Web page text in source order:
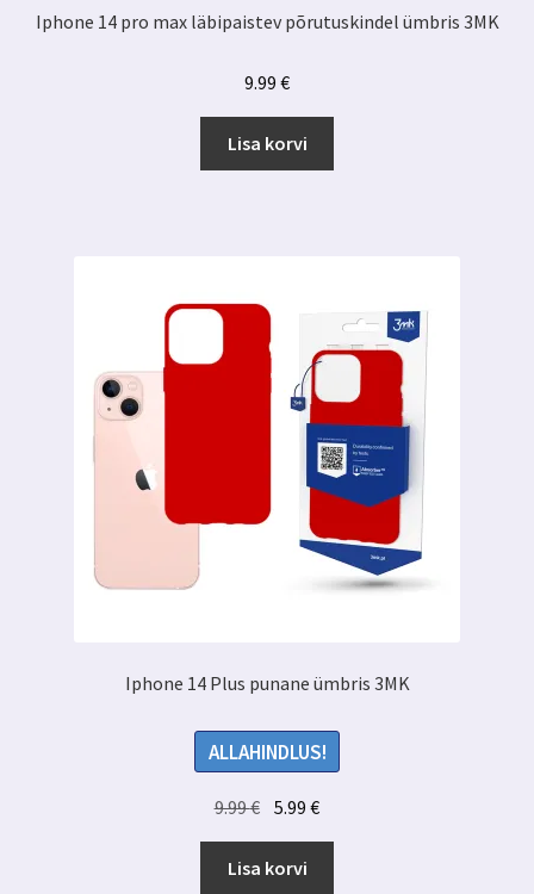
Iphone 14 pro max läbipaistev põrutuskindel ümbris 3MK
9.99 €
Lisa korvi
Iphone 14 Plus punane ümbris 3MK
ALLAHINDLUS!
9.99€ Algne
hind
oli:
5.99€Praegune
hind
Lisa korvi